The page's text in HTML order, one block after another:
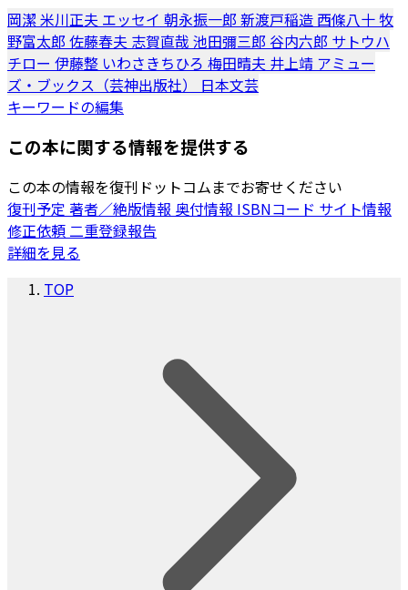
岡潔米川正夫 エッセイ 朝永振一郎 新渡戸稲造 西條八十牧
野富太郎 佐藤春夫 志賀直哉 池田彌三郎 谷内六郎 サトウハ
チロー 伊藤整 いわさきちひろ 梅田晴夫 井上靖 アミュー
ズ・ブックス（芸神出版社） 日本文芸
キーワードの編集
この本に関する情報を提供する
この本の情報を復刊ドットコムまでお寄せください
復刊予定 著者／絶版情報 奥付情報 ISBNコード サイト情報
修正依頼二重登録報告
詳細を見る
TOP